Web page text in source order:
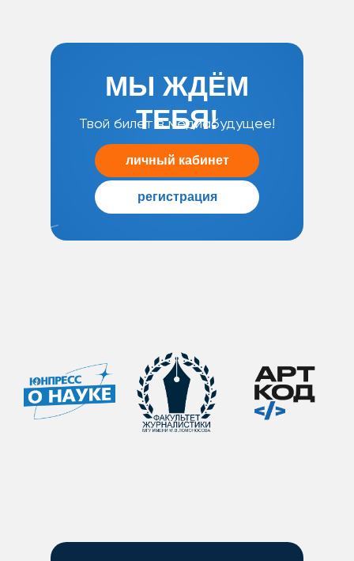
регистрация
личный кабинет
МЫ ЖДЁМ
ТЕБЯ!
Твой билет в медиабудущее!